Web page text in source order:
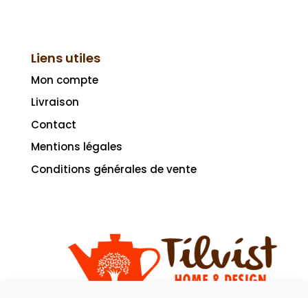
Liens utiles
Mon compte
Livraison
Contact
Mentions légales
Conditions générales de vente